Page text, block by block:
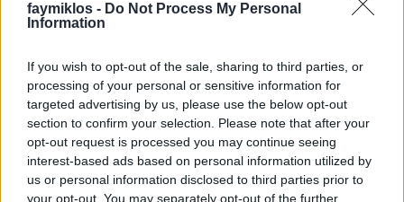
faymiklos - Do Not Process My Personal
Information
If you wish to opt-out of the sale, sharing to third parties, or
processing of your personal or sensitive information for
targeted advertising by us, please use the below opt-out
section to confirm your selection. Please note that after your
opt-out request is processed you may continue seeing
interest-based ads based on personal information utilized by
us or personal information disclosed to third parties prior to
your opt-out. You may separately opt-out of the further
egyrészt itt nem nyomta el a zenekar, és azt tényleg
nehéz megmondani, hogy ő énekelt hangosabban,
vagy a Müpa tréfálja meg az embert, ha a
másodikon ül. Talán az előbbi, mert most mintha
hátulról is hallani lehetett volna az énekesnőt, úgy
értem, vissza is jött a hangja a hátsó faltól az első
sorokig. De ennél fontosabb a közelség, hogy az